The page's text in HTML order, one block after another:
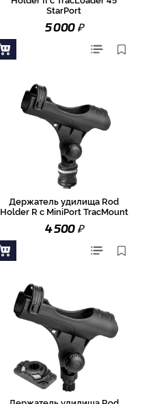
StarPort
5 000₽
Держатель удилища Rod
Holder R с MiniPort TracMount
4 500₽